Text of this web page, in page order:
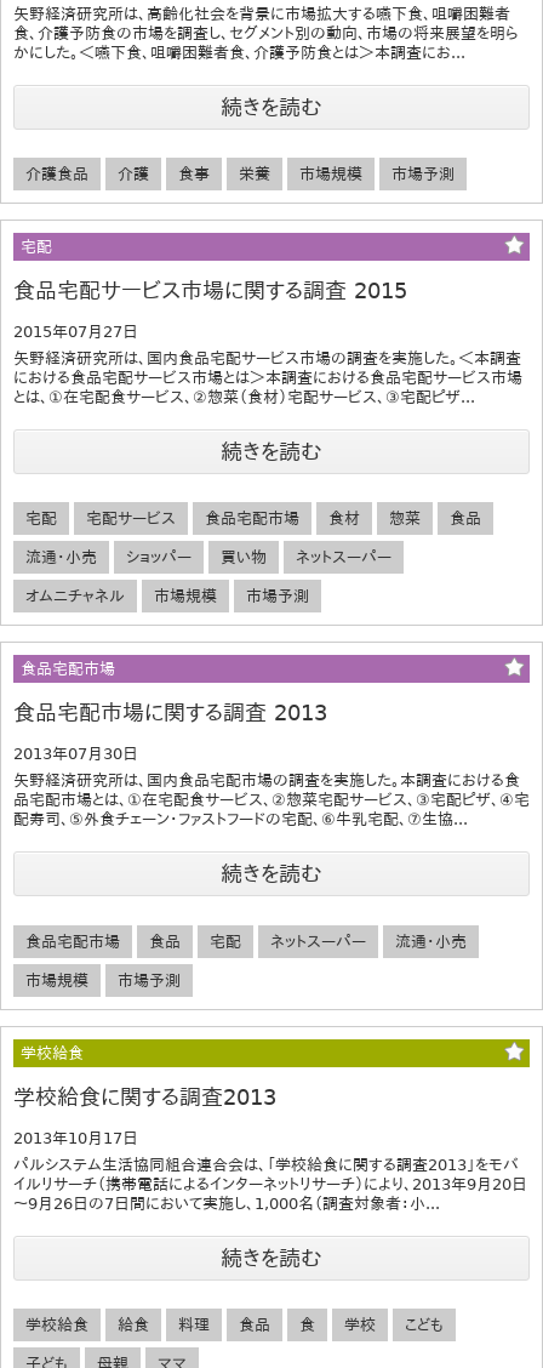
矢野経済研究所は、高齢化社会を背景に市場拡大する嚥下食、咀嚼困難者
食、介護予防食の市場を調査し、セグメント別の動向、市場の将来展望を明ら
かにした。＜嚥下食、咀嚼困難者食、介護予防食とは＞本調査にお...
続きを読む
介護食品 介護 食事 栄養 市場規模 市場予測
宅配
食品宅配サービス市場に関する調査 2015
2015年07月27日
矢野経済研究所は、国内食品宅配サービス市場の調査を実施した。＜本調査
における食品宅配サービス市場とは＞本調査における食品宅配サービス市場
とは、①在宅配食サービス、②惣菜（食材）宅配サービス、③宅配ピザ...
続きを読む
宅配 宅配サービス 食品宅配市場 食材 惣菜 食品
流通・小売 ショッパー 買い物 ネットスーパー
オムニチャネル 市場規模 市場予測
食品宅配市場
食品宅配市場に関する調査 2013
2013年07月30日
矢野経済研究所は、国内食品宅配市場の調査を実施した。本調査における食
品宅配市場とは、①在宅配食サービス、②惣菜宅配サービス、③宅配ピザ、④宅
配寿司、⑤外食チェーン・ファストフードの宅配、⑥牛乳宅配、⑦生協...
続きを読む
食品宅配市場 食品 宅配 ネットスーパー 流通・小売
市場規模 市場予測
学校給食
学校給食に関する調査2013
2013年10月17日
パルシステム生活協同組合連合会は、「学校給食に関する調査2013」をモバ
イルリサーチ（携帯電話によるインターネットリサーチ）により、2013年9月20日
～9月26日の7日間において実施し、1,000名（調査対象者：小...
続きを読む
学校給食 給食 料理 食品 食 学校 こども
子ども 母親 ママ